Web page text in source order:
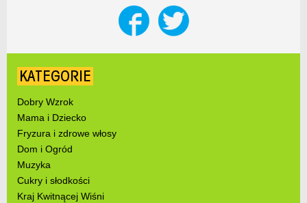
KATEGORIE
Dobry Wzrok
Mama i Dziecko
Fryzura i zdrowe włosy
Dom i Ogród
Muzyka
Cukry i słodkości
Kraj Kwitnącej Wiśni